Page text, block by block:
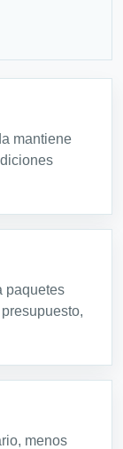
mantiene
paquetes
menos